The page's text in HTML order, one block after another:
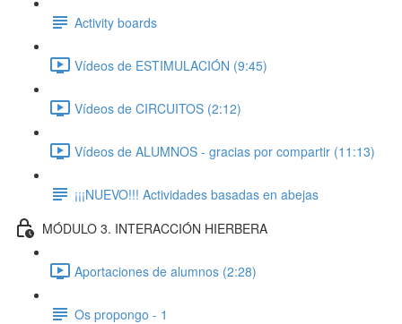
Activity boards
Vídeos de ESTIMULACIÓN (9:45)
Vídeos de CIRCUITOS (2:12)
Vídeos de ALUMNOS - gracias por compartir (11:13)
¡¡¡NUEVO!!! Actividades basadas en abejas
MÓDULO 3. INTERACCIÓN HIERBERA
Aportaciones de alumnos (2:28)
Os propongo - 1